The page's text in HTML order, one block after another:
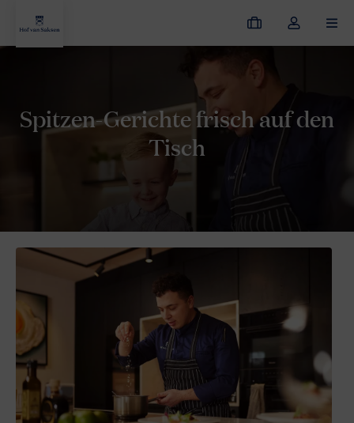
Meine
Buchungen
Dropdown-
Menü